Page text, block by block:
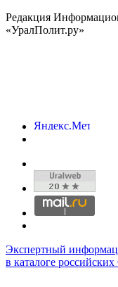
Редакция
«УралПолит.ру»
Экспертный
в каталоге